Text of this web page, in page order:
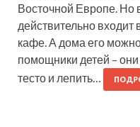
Восточной Европе. Но
действительно
кафе. А дома его
помощники детей –
тесто и лепить…